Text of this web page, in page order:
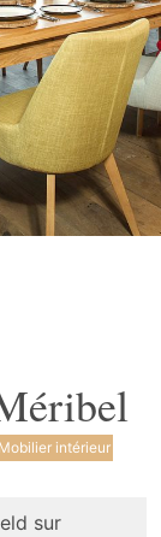
Mobilier intérieur
sur